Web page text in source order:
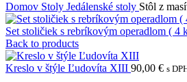
Domov Stoly Jedálenské stoly Stôl z
Set stoličiek s rebríkovým operadlom ( 4
Back to products
Kreslo v štýle Ľudovíta XIII 90,00 € s